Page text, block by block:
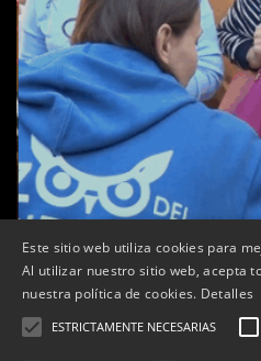
Tàrrega celebra la 25a
Per Tàrrega Televisió
Este sitio web utiliza cookies para
Al utilizar nuestro sitio web, acepta
nuestra política de cookies. Detalles
ESTRICTAMENTE NECESARIAS